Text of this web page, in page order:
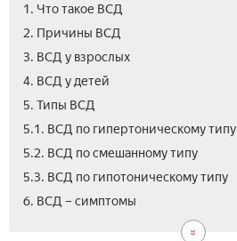
1. Что такое ВСД
2. Причины ВСД
3. ВСД у взрослых
4. ВСД у детей
5. Типы ВСД
5.1. ВСД по гипертоническому типу
5.2. ВСД по смешанному типу
5.3. ВСД по гипотоническому типу
6. ВСД – симптомы